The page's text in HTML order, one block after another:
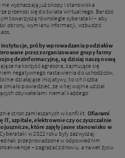
wyznaczają już okopy i stanowiska
przenosi się do świata wirtualnego. Bardzo
towarzyszą równolegle cyberataki – aby
obrony, wymianu informacji, wzbudzić
próby wprowadzania podziałów
przez zorganizowane grupy farmy
dezinformacyjną, są dzisiaj naszą nową
na korzyść agresora, zajmujące się
negatywnego nastawienia do uchodźców,
działające inicjatywy, to ich liczba
śmiało powiedzieć, że w tej wojnie udział
obywatelami niemal każdego
stron zamieszanych w konflikt. Ofiarami
szpitale, elektrownie czy oczyszczalnie
które zajęły jasne stanowisko w
. Cyberataki w 2022 roku były zazwyczaj
przeprowadzone w odpowiednim
– zagrażać zdrowiu, a nawet życiu